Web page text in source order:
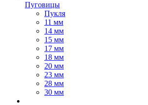
Пуговицы
Пукля
11 мм
14 мм
15 мм
17 мм
18 мм
20 мм
23 мм
28 мм
30 мм